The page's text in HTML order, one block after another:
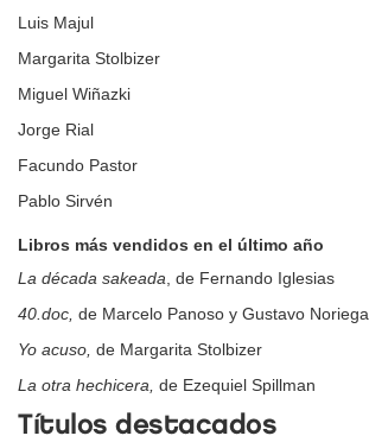
Luis Majul
Margarita Stolbizer
Miguel Wiñazki
Jorge Rial
Facundo Pastor
Pablo Sirvén
Libros más vendidos en el último año
La década sakeada , de Fernando Iglesias
40.doc, de Marcelo Panoso y Gustavo Noriega
Yo acuso, de Margarita Stolbizer
La otra hechicera, de Ezequiel Spillman
Títulos destacados